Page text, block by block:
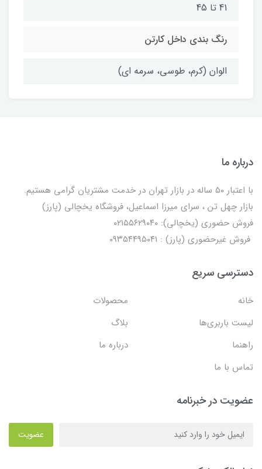
41 تا 45
رنگ بندی داخل کارتن
الوان (کرم، طوسی، سرمه ای)
درباره ما
با اعتبار ۵۰ ساله در بازار تهران در خدمت مشتریان گرامی هستیم.
بازار چهل تن ، سرای میرزا اسماعیل، فروشگاه یخچالی‌ (پارز)
فروش حضوری (یخچالی): ۰۲۱۵۵۶۲۹۰۴۰
فروش غیرحضوری (پارز) : ۰۹۳۵۴۴۹۵۰۴۱
دسترسی سریع
خانه
محصولات
لیست باربری‌ها
بلاگ
راهنما
درباره ما
تماس با ما
عضویت در خبرنامه
عضویت